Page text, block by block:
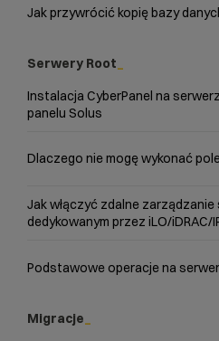
Jak przywrócić kopię bazy
Serwery Root
Instalacja CyberPanel na
panelu Solus
Dlaczego nie mogę wykonać
Jak włączyć zdalne zarządzanie
dedykowanym przez iLO/iDRAC/
Podstawowe operacje na
Migracje